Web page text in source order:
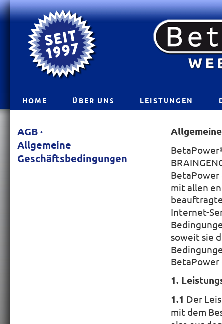
HOME ÜBER UNS LEISTUNGEN
AGB ·
Allgemeine
Geschäftsbedingungen
BetaPower
mit allen
Internet-
soweit sie
1.
1.1 Der
mit dem